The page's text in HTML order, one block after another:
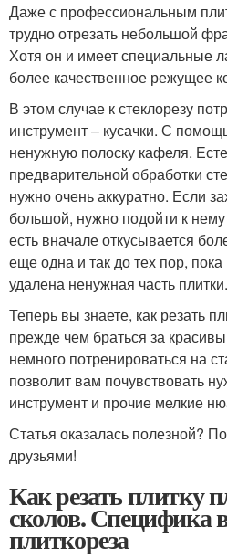
Даже с профессиональным
трудно отрезать небольшой
Хотя он и имеет специальные
более качественное режущее
В этом случае к стеклорезу
инструмент – кусачки. С
ненужную полоску кафеля.
предварительной обработки
нужно очень аккуратно. Если
большой, нужно подойти к
есть вначале откусывается
еще одна и так до тех пор,
удалена ненужная часть плитки.
Теперь вы знаете, как резать
прежде чем браться за
немного потренироваться на
позволит вам почувствовать
инструмент и прочие мелкие
Статья оказалась полезной?
друзьями!
Как резать плитку
сколов. Специфика
плиткореза